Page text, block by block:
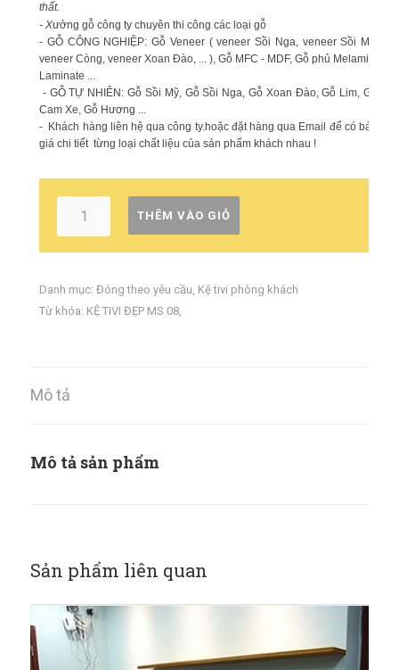
thất.
- Xưởng gỗ công ty chuyên thi công các loại gỗ
- GỖ CÔNG NGHIỆP: Gỗ Veneer ( veneer Sồi Nga, veneer Sồi Mỹ,
veneer Còng, veneer Xoan Đào, ... ), Gỗ MFC - MDF, Gỗ phủ Melamin,
Laminate ...
- GỖ TỰ NHIÊN: Gỗ Sồi Mỹ, Gỗ Sồi Nga, Gỗ Xoan Đào, Gỗ Lim, Gỗ
Cam Xe, Gỗ Hương ...
- Khách hàng liên hệ qua công ty.hoặc đặt hàng qua Email để có báo
giá chi tiết từng loại chất liệu của sản phẩm khách nhau !
THÊM VÀO GIỎ
Danh mục: Đóng theo yêu cầu, Kệ tivi phòng khách
Từ khóa: KỆ TIVI ĐẸP MS 08,
Mô tả
Mô tả sản phẩm
Sản phẩm liên quan